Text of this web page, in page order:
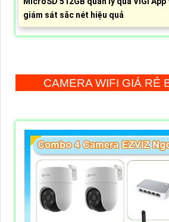
giám sát sắc nét hiệu quả
CAMERA WIFI GIÁ RẺ